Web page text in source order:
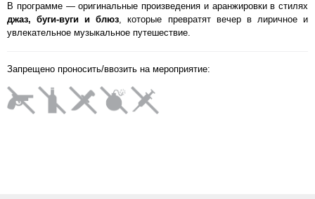
В программе — оригинальные произведения и аранжировки в стилях
джаз, буги-вуги и блюз, которые превратят вечер в лиричное и
увлекательное музыкальное путешествие.
Запрещено проносить/ввозить на мероприятие: